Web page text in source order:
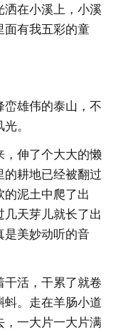
洒在小溪上，小溪
面有我五彩的童
峦雄伟的泰山，不
。
，伸了个大大的懒
的耕地已经被翻过
的泥土中爬了出
天芽儿就长了出
是美妙动听的音
干活，干累了就卷
蚪。走在羊肠小道
，一大片一大片满